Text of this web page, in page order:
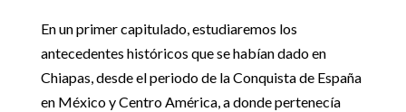
En un primer capitulado, estudiaremos los
antecedentes históricos que se habían dado en
Chiapas, desde el periodo de la Conquista de España
en México y Centro América, a donde pertenecía